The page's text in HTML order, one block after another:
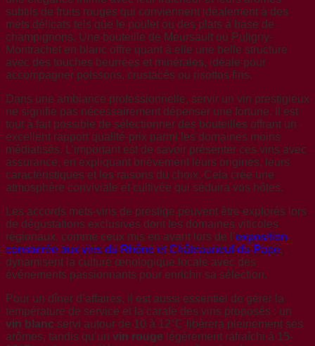
subtils de fruits rouges qui conviennent idéalement à des
mets délicats tels que le poulet ou des plats à base de
champignons. Une bouteille de Meursault ou Puligny-
Montrachet en blanc offre quant à elle une belle structure
avec des touches beurrées et minérales, idéale pour
accompagner poissons, crustacés ou risottos fins.
Dans une ambiance professionnelle, servir un vin prestigieux
ne signifie pas nécessairement dépenser une fortune. Il est
tout à fait possible de sélectionner des bouteilles offrant un
excellent rapport qualité-prix parmi les domaines moins
médiatisés. L’important est de savoir présenter ces vins avec
assurance, en expliquant brièvement leurs origines, leurs
caractéristiques et les raisons du choix. Cela crée une
atmosphère conviviale et cultivée qui séduira vos hôtes.
Les accords mets-vins de prestige peuvent être explorés lors
de dégustations exclusives dont les domaines viticoles
régionaux, comme ceux mis en avant lors de l’exposition
consacrée aux vins du Rhône et Châteauneuf-du-Pape,
dynamisent la culture œnologique locale avec des
événements passionnants pour enrichir sa sélection.
Pour un dîner d’affaires, il est aussi essentiel de gérer la
température de service et la carafe des vins proposés : un
vin blanc servi autour de 10 à 12°C libèrera pleinement ses
arômes, tandis qu’un vin rouge légèrement rafraîchi à 15-